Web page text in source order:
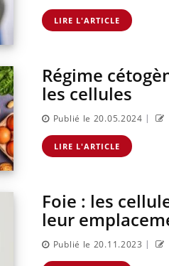
LIRE L'ARTICLE
Régime
les cellules
Publié le 20.05.2024 |
LIRE L'ARTICLE
Foie : les
leur
Publié le 20.11.2023 |